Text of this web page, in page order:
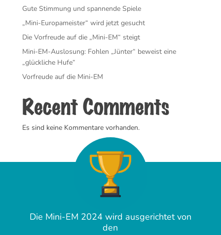
Gute Stimmung und spannende Spiele
„Mini-Europameister“ wird jetzt gesucht
Die Vorfreude auf die „Mini-EM“ steigt
Mini-EM-Auslosung: Fohlen „Jünter“ beweist eine
„glückliche Hufe“
Vorfreude auf die Mini-EM
Recent Comments
Es sind keine Kommentare vorhanden.
Die Mini-EM 2024 wird ausgerichtet von
den